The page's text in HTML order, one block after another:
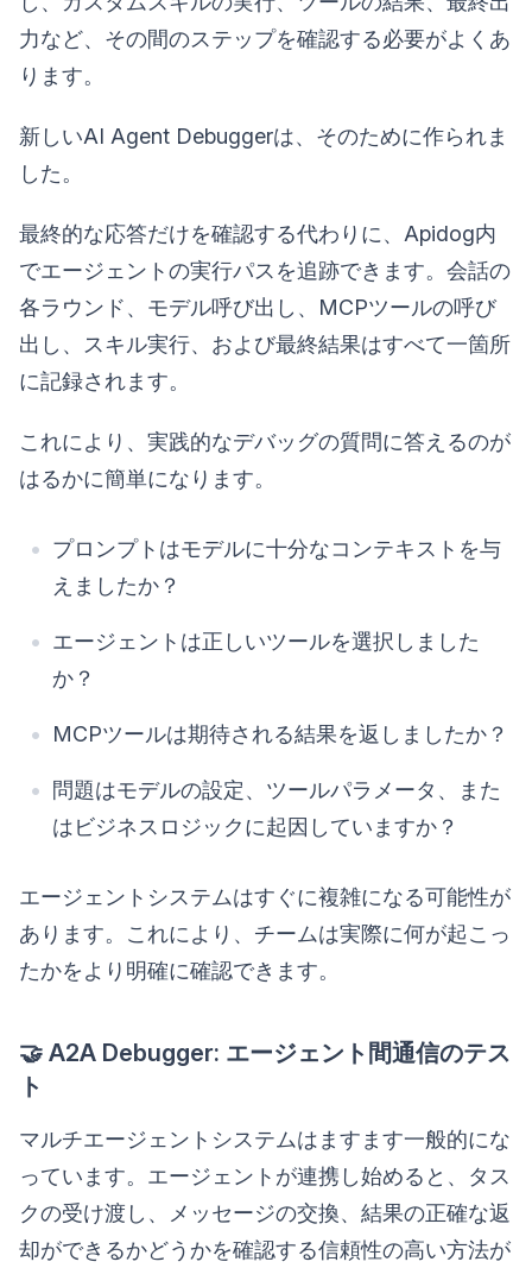
力など、その間のステップを確認する必要がよくあ
ります。
新しいAI Agent Debuggerは、そのために作られま
した。
最終的な応答だけを確認する代わりに、Apidog内
でエージェントの実行パスを追跡できます。会話の
各ラウンド、モデル呼び出し、MCPツールの呼び
出し、スキル実行、および最終結果はすべて一箇所
に記録されます。
これにより、実践的なデバッグの質問に答えるのが
はるかに簡単になります。
プロンプトはモデルに十分なコンテキストを与
えましたか？
エージェントは正しいツールを選択しました
か？
MCPツールは期待される結果を返しましたか？
問題はモデルの設定、ツールパラメータ、また
はビジネスロジックに起因していますか？
エージェントシステムはすぐに複雑になる可能性が
あります。これにより、チームは実際に何が起こっ
たかをより明確に確認できます。
🤝 A2A Debugger: エージェント間通信のテス
ト
マルチエージェントシステムはますます一般的にな
っています。エージェントが連携し始めると、タス
クの受け渡し、メッセージの交換、結果の正確な返
却ができるかどうかを確認する信頼性の高い方法が